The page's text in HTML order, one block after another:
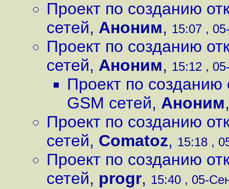
Проект по созданию
сетей, Аноним, 15:07 ,
Проект по созданию
сетей, Аноним, 15:12 ,
Проект по созданию
GSM сетей, Аноним
Проект по созданию
сетей, Comatoz, 15:18 ,
Проект по созданию
сетей, progr, 15:40 , 05-